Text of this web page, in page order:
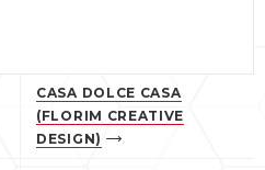
CASA DOLCE CASA
(FLORIM CREATIVE
DESIGN)